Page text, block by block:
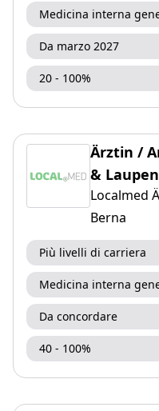
Medicina interna
Da marzo 2027
20 - 100%
Ärztin /
& Laupen
Localmed
Berna
Più livelli di carriera
Medicina interna
Da concordare
40 - 100%